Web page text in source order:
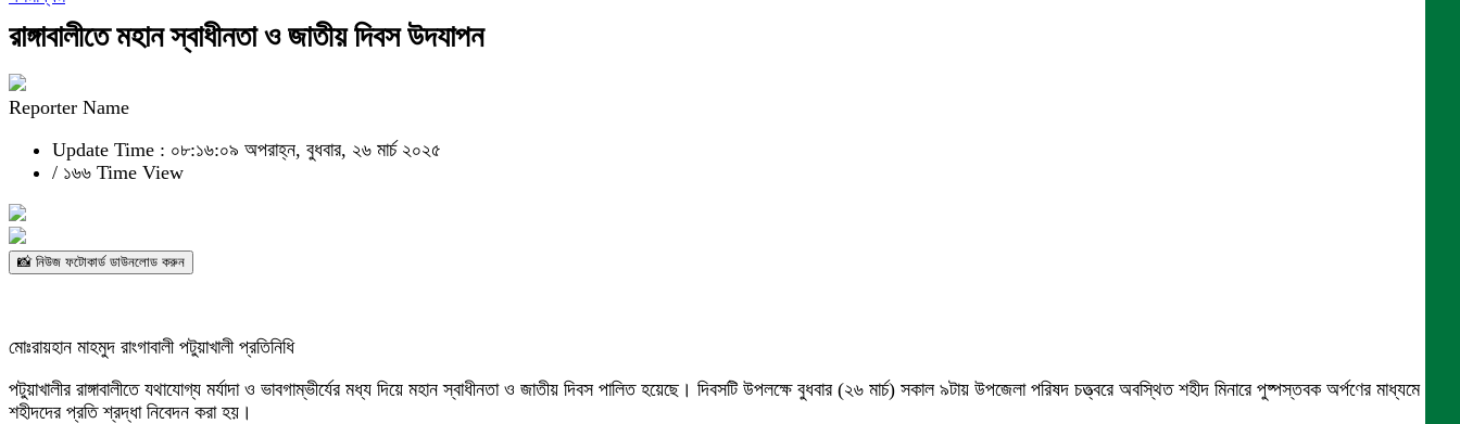
রাঙ্গাবালীতে মহান স্বাধীনতা ও জাতীয় দিবস উদযাপন
Reporter Name
Update Time : ০৮:১৬:০৯ অপরাহ্ন, বুধবার, ২৬ মার্চ ২০২৫
/ ১৬৬ Time View
📸 নিউজ ফটোকার্ড ডাউনলোড করুন
মোঃরায়হান মাহমুদ রাংগাবালী পটুয়াখালী প্রতিনিধি
পটুয়াখালীর রাঙ্গাবালীতে যথাযোগ্য মর্যাদা ও ভাবগাম্ভীর্যের মধ্য দিয়ে মহান স্বাধীনতা ও জাতীয় দিবস পালিত হয়েছে। দিবসটি উপলক্ষে বুধবার (২৬ মার্চ) সকাল ৯টায় উপজেলা পরিষদ চত্ত্বরে অবস্থিত শহীদ মিনারে পুষ্পস্তবক অর্পণের মাধ্যমে বীর
শহীদদের প্রতি শ্রদ্ধা নিবেদন করা হয়।